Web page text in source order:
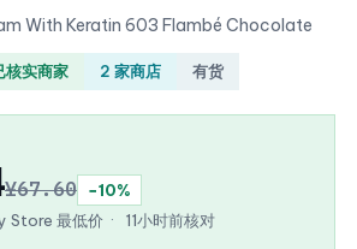
With Keratin 603 Flambé Chocolate
核实商家 2 家商店 有货
¥67.60
−10%
最低价 · 11小时前核对